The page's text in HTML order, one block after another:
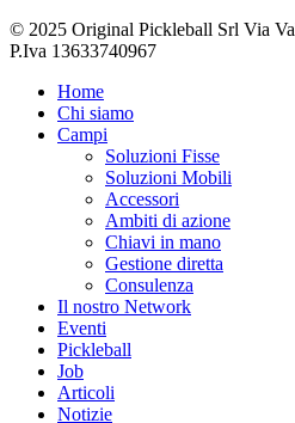
© 2025 Original Pickleball Srl Via
P.Iva 13633740967
Close
Menu
Home
Chi siamo
Campi
Soluzioni Fisse
Soluzioni Mobili
Accessori
Ambiti di azione
Chiavi in mano
Gestione diretta
Consulenza
Il nostro Network
Eventi
Pickleball
Job
Articoli
Notizie